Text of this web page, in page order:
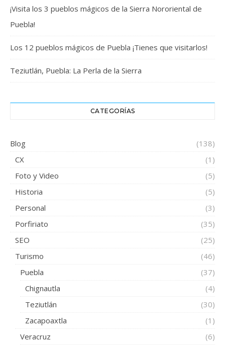
¡Visita los 3 pueblos mágicos de la Sierra Nororiental de
Puebla!
Los 12 pueblos mágicos de Puebla ¡Tienes que visitarlos!
Teziutlán, Puebla: La Perla de la Sierra
CATEGORÍAS
Blog
(138)
CX
(1)
Foto y Video
(5)
Historia
(5)
Personal
(3)
Porfiriato
(35)
SEO
(25)
Turismo
(46)
Puebla
(37)
Chignautla
(4)
Teziutlán
(30)
Zacapoaxtla
(1)
Veracruz
(6)